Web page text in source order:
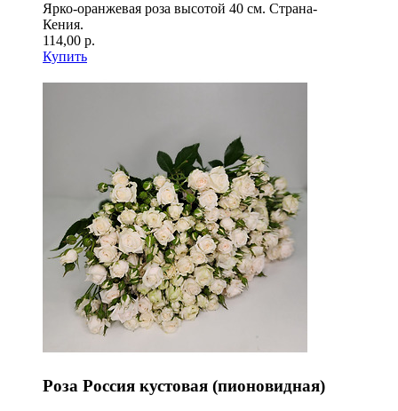
Ярко-оранжевая роза высотой 40 см. Страна-
Кения.
114,00 р.
Купить
Роза Россия кустовая (пионовидная)